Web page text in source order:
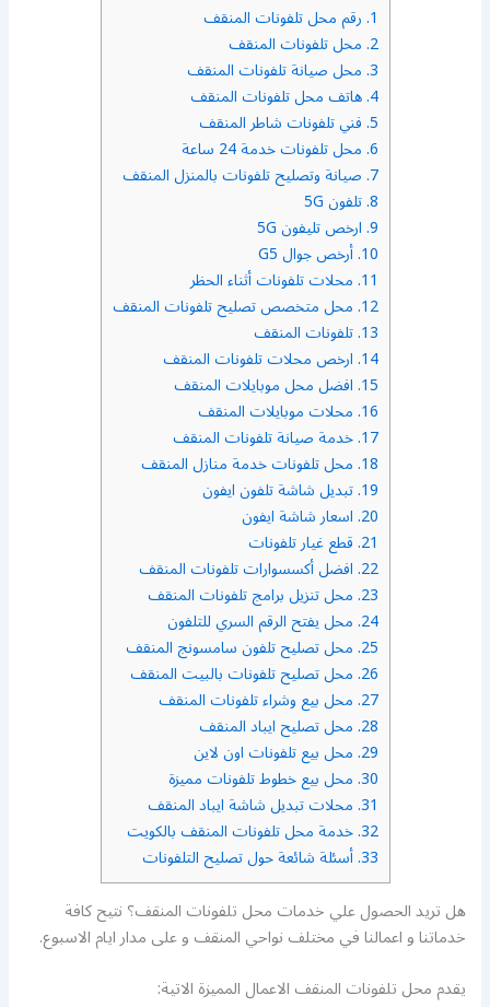
1. رقم محل تلفونات المنقف
2. محل تلفونات المنقف
3. محل صيانة تلفونات المنقف
4. هاتف محل تلفونات المنقف
5. فني تلفونات شاطر المنقف
6. محل تلفونات خدمة 24 ساعة
7. صيانة وتصليح تلفونات بالمنزل المنقف
8. تلفون 5G
9. ارخص تليفون 5G
10. أرخص جوال G5
11. محلات تلفونات أثناء الحظر
12. محل متخصص تصليح تلفونات المنقف
13. تلفونات المنقف
14. ارخص محلات تلفونات المنقف
15. افضل محل موبايلات المنقف
16. محلات موبايلات المنقف
17. خدمة صيانة تلفونات المنقف
18. محل تلفونات خدمة منازل المنقف
19. تبديل شاشة تلفون ايفون
20. اسعار شاشة ايفون
21. قطع غيار تلفونات
22. افضل أكسسوارات تلفونات المنقف
23. محل تنزيل برامج تلفونات المنقف
24. محل يفتح الرقم السري للتلفون
25. محل تصليح تلفون سامسونج المنقف
26. محل تصليح تلفونات بالبيت المنقف
27. محل بيع وشراء تلفونات المنقف
28. محل تصليح ايباد المنقف
29. محل بيع تلفونات اون لاين
30. محل بيع خطوط تلفونات مميزة
31. محلات تبديل شاشة ايباد المنقف
32. خدمة محل تلفونات المنقف بالكويت
33. أسئلة شائعة حول تصليح التلفونات
هل تريد الحصول علي خدمات محل تلفونات المنقف؟ نتيح كافة
خدماتنا و اعمالنا في مختلف نواحي المنقف و على مدار ايام الاسبوع.
يقدم محل تلفونات المنقف الاعمال المميزة الاتية: